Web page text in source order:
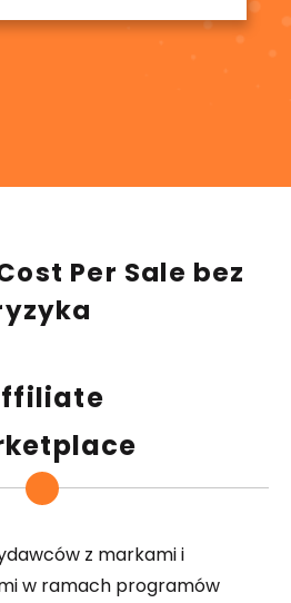
Per Sale bez
z markami i
w ramach programów